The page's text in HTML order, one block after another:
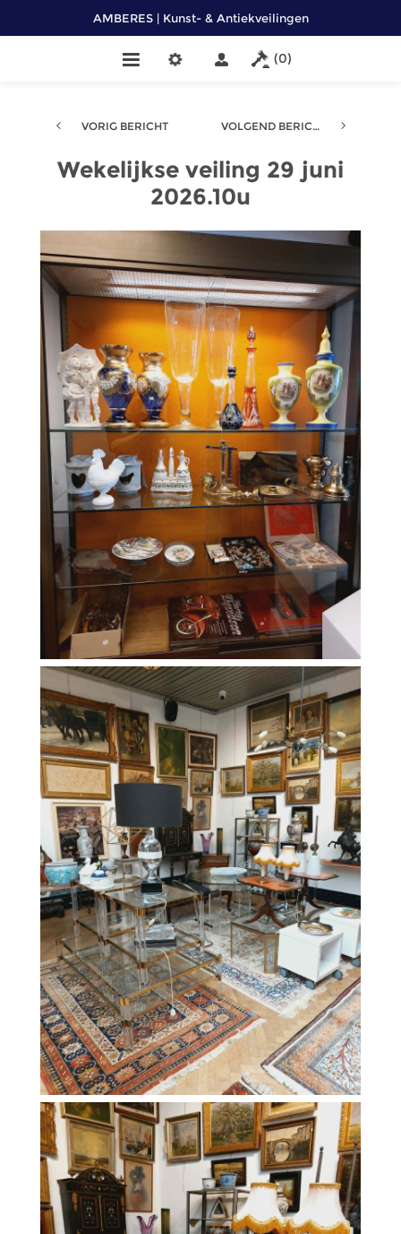
AMBERES | Kunst- & Antiekveilingen
(0)
VORIG BERICHT VOLGEND BERICHT
Wekelijkse veiling 29 juni
2026.10u